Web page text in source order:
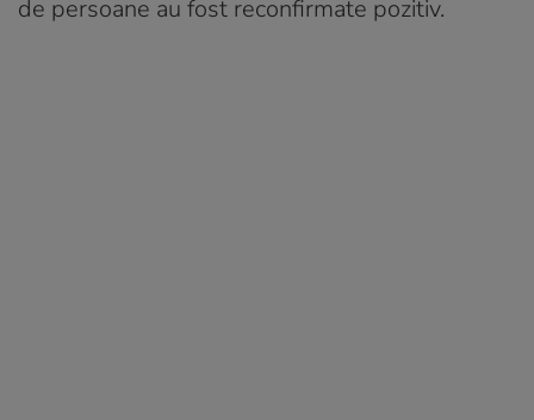
de persoane au fost reconfirmate pozitiv.